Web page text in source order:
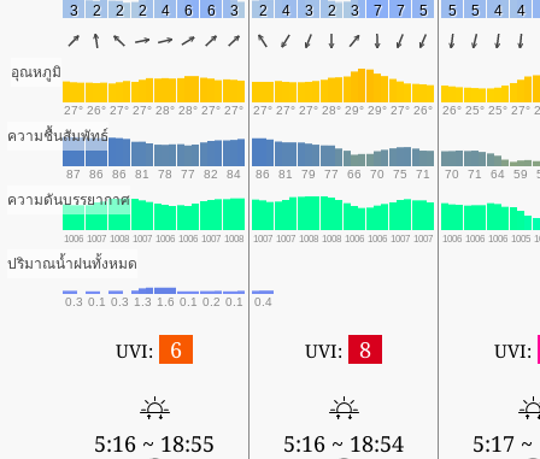
3 2 2 2 4 6 6 3 2 4 3 2 3 7 7 5 5 5 4 4
อุณหภูมิ
27° 26° 27° 27° 28° 28° 27° 27° 27° 27° 27° 28° 29° 29° 27° 26° 26° 25° 25° 27°
ความชื้นสัมพัทธ์
87 86 86 81 78 77 82 84 86 81 79 77 66 70 75 71 70 71 64 59
ความดันบรรยากาศ
1006 1007 1008 1007 1006 1006 1007 1008 1007 1007 1008 1008 1006 1006 1007 1007 1006 1006 1006 1005
ปริมาณน้ำฝนทั้งหมด
0.3 0.1 0.3 1.3 1.6 0.1 0.2 0.1 0.4
UVI: 6
5:16 ~ 18:55
UVI: 8
5:16 ~ 18:54
UVI:
5:17 ~